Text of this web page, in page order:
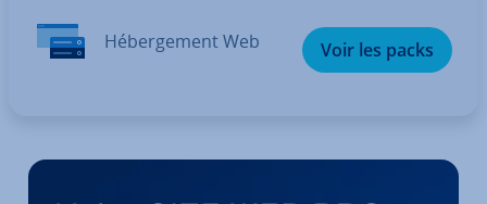
Hé­ber­ge­ment Web Voir les packs